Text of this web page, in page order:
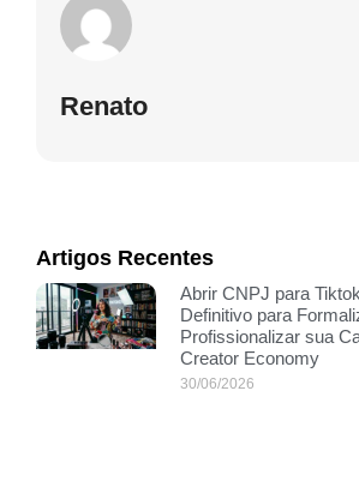
Renato
Artigos Recentes
Abrir CNPJ para
Definitivo para
Profissionalizar sua
Creator Economy
30/06/2026